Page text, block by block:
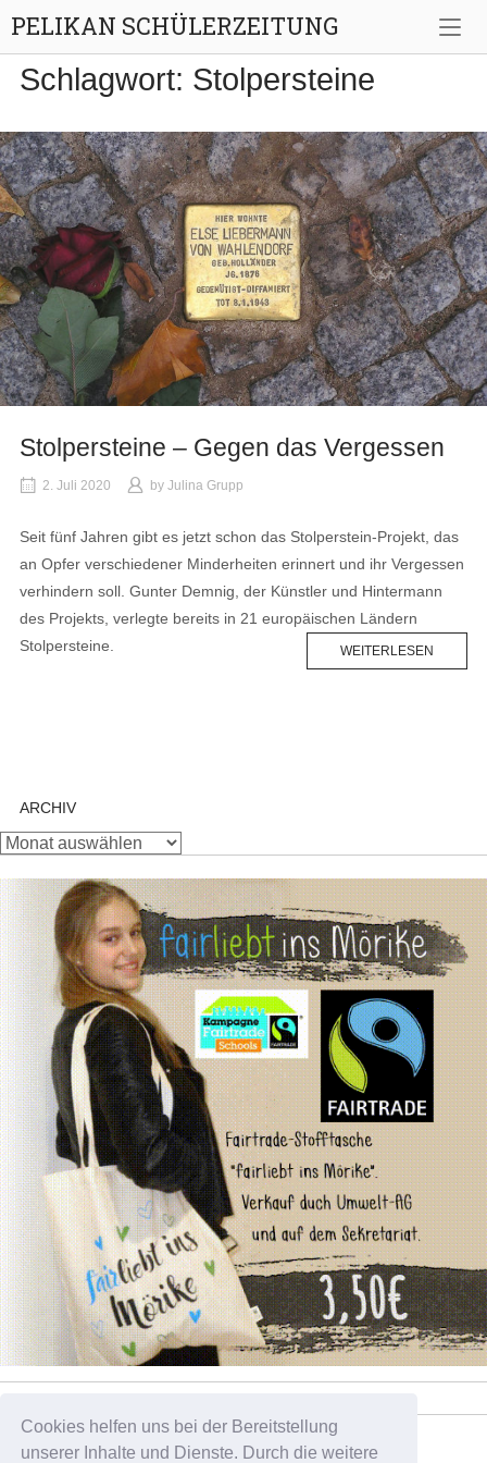
Cookies helfen uns bei der Bereitstellung
unserer Inhalte und Dienste. Durch die weitere
PELIKAN SCHÜLERZEITUNG
Schlagwort: Stolpersteine
Stolpersteine – Gegen das Vergessen
2. Juli 2020 by Julina Grupp
Seit fünf Jahren gibt es jetzt schon das Stolperstein-Projekt, das
an Opfer verschiedener Minderheiten erinnert und ihr Vergessen
verhindern soll. Gunter Demnig, der Künstler und Hintermann
des Projekts, verlegte bereits in 21 europäischen Ländern
Stolpersteine.
WEITERLESEN
ARCHIV
Archiv
Tweets by pelikan_sz